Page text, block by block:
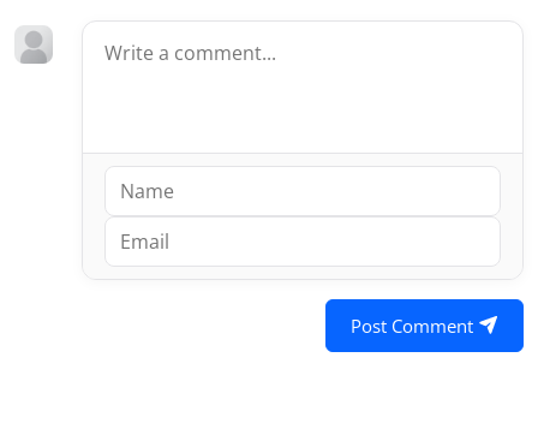
Post Comment